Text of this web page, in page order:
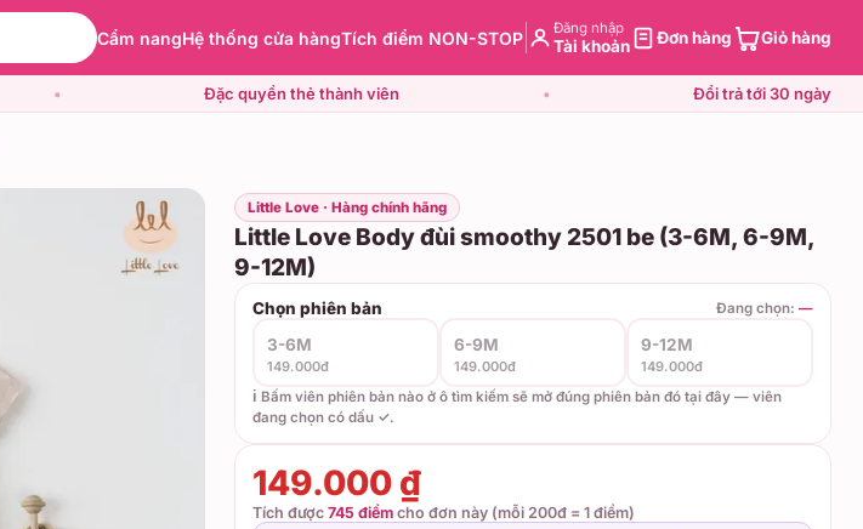
Cẩm nangHệ thống cửa hàngTích điểm NON-STOP Đăng nhập
Tài khoản Đơn hàng Giỏ hàng
• Đặc quyền thẻ thành viên • Đổi trả tới 30 ngày
Little Love · Hàng chính hãng
Little Love Body đùi smoothy 2501 be (3-6M, 6-9M,
9-12M)
Chọn phiên bản Đang chọn: —
3-6M
149.000đ
6-9M
149.000đ
9-12M
149.000đ
ℹ️ Bấm viên phiên bản nào ở ô tìm kiếm sẽ mở đúng phiên bản đó tại đây — viên
đang chọn có dấu ✓.
149.000 ₫
Tích được 745 điểmcho đơn này (mỗi 200đ = 1 điểm)